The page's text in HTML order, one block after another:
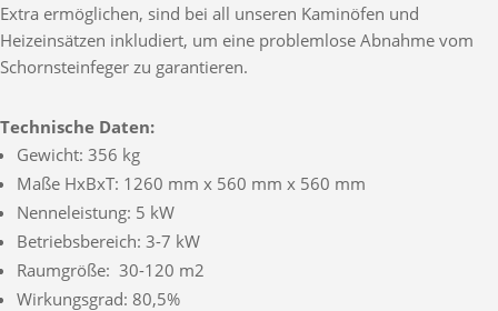
Extra ermöglichen, sind bei all unseren Kaminöfen und
Heizeinsätzen inkludiert, um eine problemlose Abnahme vom
Schornsteinfeger zu garantieren.
Technische Daten:
Gewicht: 356 kg
Maße HxBxT: 1260 mm x 560 mm x 560 mm
Nenneleistung: 5 kW
Betriebsbereich: 3-7 kW
Raumgröße: 30-120 m2
Wirkungsgrad: 80,5%